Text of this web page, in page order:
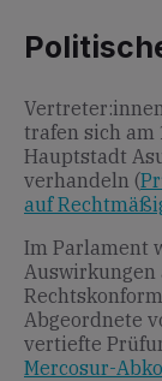
trafen sich am
Hauptstadt
verhandeln (
auf
Im Parlament
Auswirkungen
Abgeordnete
vertiefte
Mercosur-